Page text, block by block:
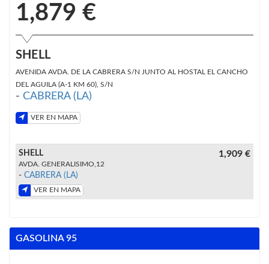
1,879 €
SHELL
AVENIDA AVDA. DE LA CABRERA S/N JUNTO AL HOSTAL EL CANCHO
DEL AGUILA (A-1 KM 60), S/N
- CABRERA (LA)
VER EN MAPA
SHELL
AVDA. GENERALISIMO,12
- CABRERA (LA)
VER EN MAPA
1,909 €
GASOLINA 95